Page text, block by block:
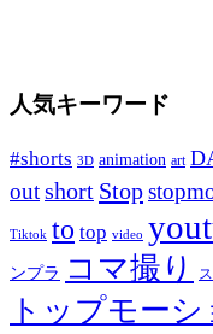
人気キーワード
#shorts 3D animation art
outshort Stop
Tiktok to top video
ンプラ コマ撮り
トップモー